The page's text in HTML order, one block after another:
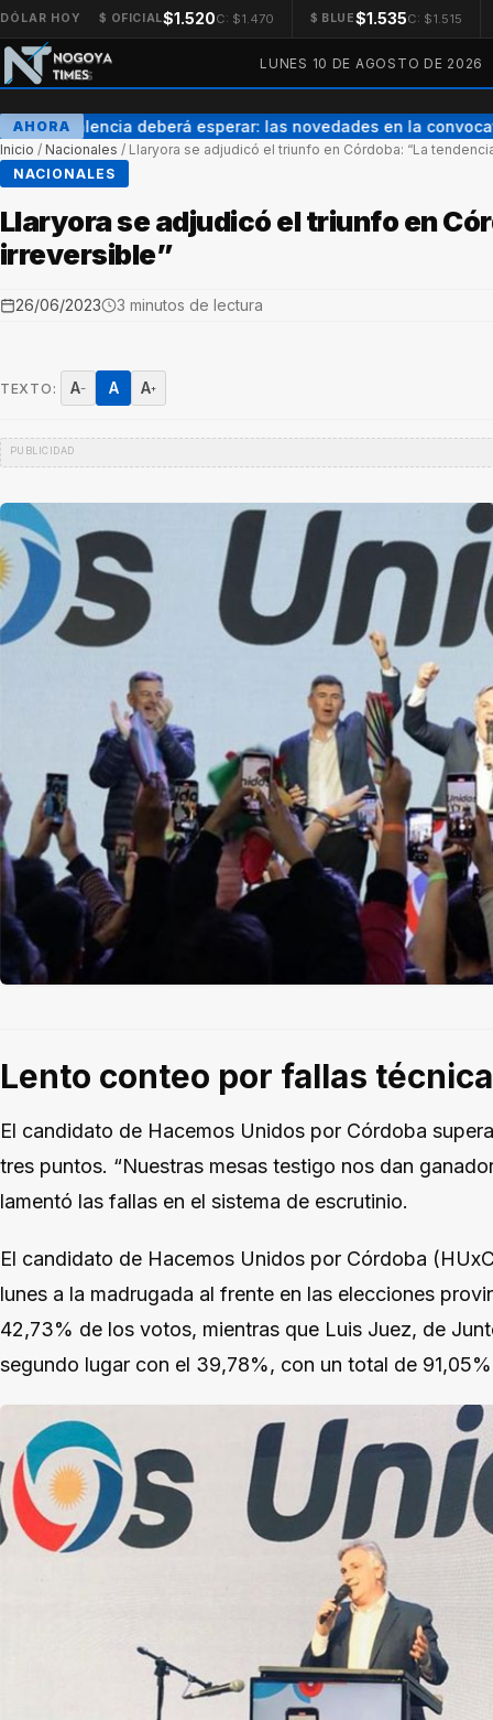
DÓLAR HOY $ OFICIAL$1.520C: $1.470 $ BLUE$1.535C: $1.515
LUNES 10 DE AGOSTO DE 2026
AHORA
Enner Valencia deberá esperar: las novedades en la
Inicio / Nacionales / Llaryora se adjudicó el triunfo en Córdoba: “La
NACIONALES
Llaryora se adjudicó el triunfo en
irreversible”
26/06/2023 3 minutos de lectura
TEXTO: A− A A+
Lento conteo por fallas
El candidato de Hacemos Unidos por Córdoba
tres puntos. “Nuestras mesas testigo nos dan
lamentó las fallas en el sistema de escrutinio.
El candidato de Hacemos Unidos por Córdoba
lunes a la madrugada al frente en las elecciones
42,73% de los votos, mientras que Luis Juez, de
segundo lugar con el 39,78%, con un total de